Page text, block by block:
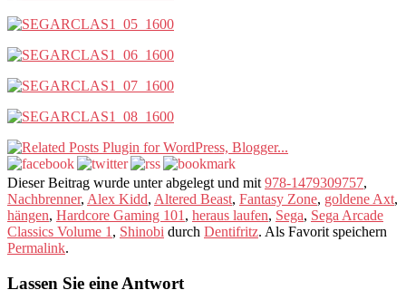
Dieser Beitrag wurde unter abgelegt und mit978-1479309757,
Nachbrenner, Alex Kidd, Altered Beast, Fantasy Zone, goldene Axt,
hängen, Hardcore Gaming 101, heraus laufen, Sega, Sega Arcade
Classics Volume 1, Shinobi durch Dentifritz. Als Favorit speichern
Permalink.
Lassen Sie eine Antwort